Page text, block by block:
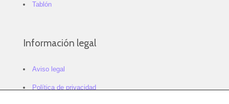
Tablón
Información legal
Aviso legal
Política de privacidad